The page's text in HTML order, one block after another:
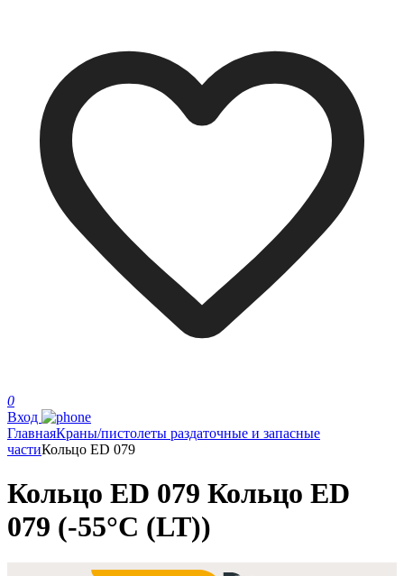
0
Вход
ГлавнаяКраны/пистолеты раздаточные и запасные
частиКольцо ED 079
Кольцо ED 079 Кольцо ED
079 (-55°С (LT))